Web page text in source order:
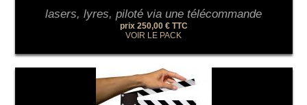
lasers, lyres, piloté via une télécommande
prix 250,00 € TTC
VOIR LE PACK